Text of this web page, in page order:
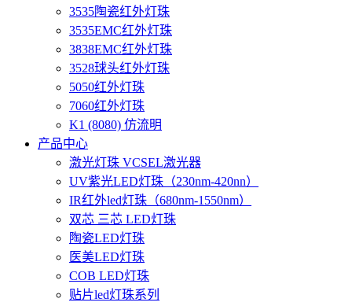
3535陶瓷红外灯珠
3535EMC红外灯珠
3838EMC红外灯珠
3528球头红外灯珠
5050红外灯珠
7060红外灯珠
K1 (8080) 仿流明
产品中心
激光灯珠 VCSEL激光器
UV紫光LED灯珠（230nm-420nn）
IR红外led灯珠（680nm-1550nm）
双芯 三芯 LED灯珠
陶瓷LED灯珠
医美LED灯珠
COB LED灯珠
贴片led灯珠系列